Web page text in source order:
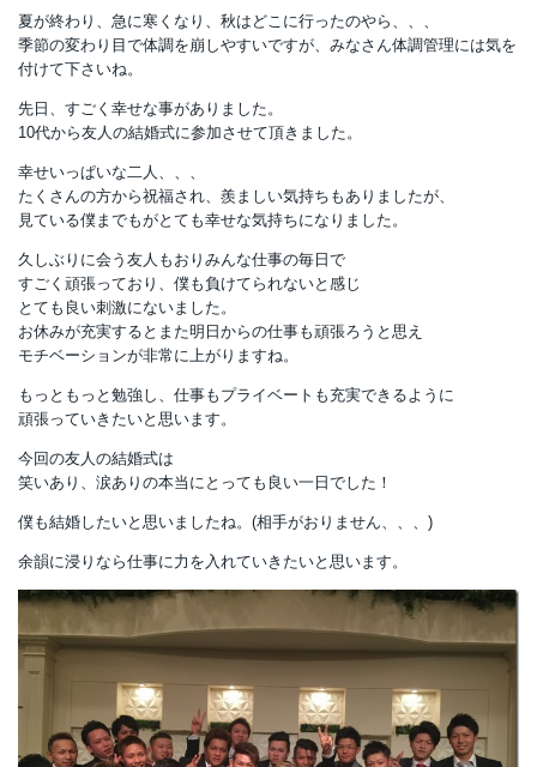
夏が終わり、急に寒くなり、秋はどこに行ったのやら、、、
季節の変わり目で体調を崩しやすいですが、みなさん体調管理には気を
付けて下さいね。
先日、すごく幸せな事がありました。
10代から友人の結婚式に参加させて頂きました。
幸せいっぱいな二人、、、
たくさんの方から祝福され、羨ましい気持ちもありましたが、
見ている僕までもがとても幸せな気持ちになりました。
久しぶりに会う友人もおりみんな仕事の毎日で
すごく頑張っており、僕も負けてられないと感じ
とても良い刺激にないました。
お休みが充実するとまた明日からの仕事も頑張ろうと思え
モチベーションが非常に上がりますね。
もっともっと勉強し、仕事もプライベートも充実できるように
頑張っていきたいと思います。
今回の友人の結婚式は
笑いあり、涙ありの本当にとっても良い一日でした！
僕も結婚したいと思いましたね。(相手がおりません、、、)
余韻に浸りなら仕事に力を入れていきたいと思います。